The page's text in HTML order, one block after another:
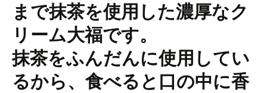
まで抹茶を使用した濃厚なク
リーム大福です。
抹茶をふんだんに使用してい
るから、食べると口の中に香